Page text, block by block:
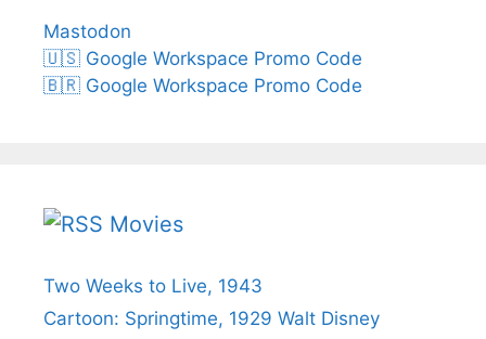
Mastodon
🇺🇸 Google Workspace Promo Code
🇧🇷 Google Workspace Promo Code
Movies
Two Weeks to Live, 1943
Cartoon: Springtime, 1929 Walt Disney